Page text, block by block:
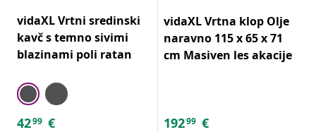
vidaXL Vrtni sredinski
kavč s temno sivimi
blazinami poli ratan
4299 €
vidaXL Vrtna klop Olje
naravno 115 x 65 x 71
cm Masiven les akacije
19299 €